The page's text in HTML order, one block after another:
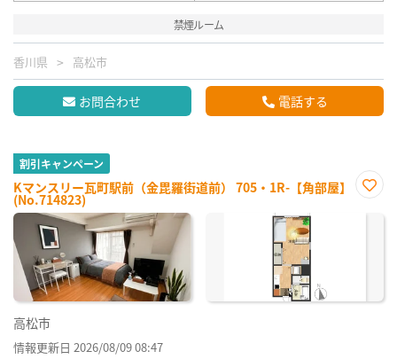
禁煙ルーム
香川県 高松市
お問合わせ 電話する
割引キャンペーン
Kマンスリー瓦町駅前（金毘羅街道前） 705・1R-【角部屋】
(No.714823)
に入
高松市
情報更新日 2026/08/09 08:47